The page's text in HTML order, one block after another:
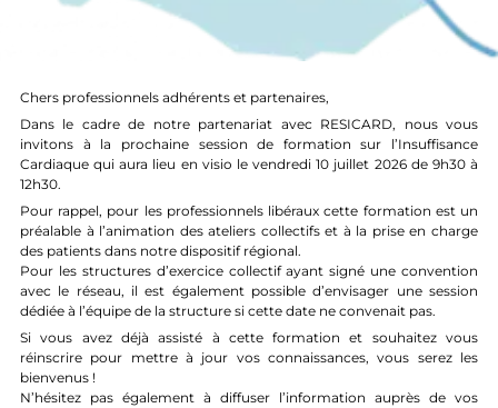
Chers professionnels adhérents et partenaires,
Dans le cadre de notre partenariat avec RESICARD, nous vous
invitons à la prochaine session de formation sur l’Insuffisance
Cardiaque qui aura lieu en visio le vendredi 10 juillet 2026 de 9h30 à
12h30.
Pour rappel, pour les professionnels libéraux cette formation est un
préalable à l’animation des ateliers collectifs et à la prise en charge
des patients dans notre dispositif régional.
Pour les structures d’exercice collectif ayant signé une convention
avec le réseau, il est également possible d’envisager une session
dédiée à l’équipe de la structure si cette date ne convenait pas.
Si vous avez déjà assisté à cette formation et souhaitez vous
réinscrire pour mettre à jour vos connaissances, vous serez les
bienvenus !
N’hésitez pas également à diffuser l’information auprès de vos